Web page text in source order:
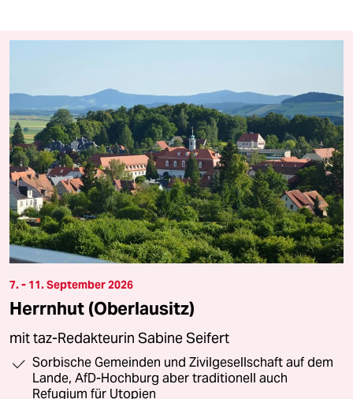
7. - 11. September 2026
Herrnhut (Oberlausitz)
mit taz-Redakteurin Sabine Seifert
Sorbische Gemeinden und Zivilgesellschaft auf dem
Lande, AfD-Hochburg aber traditionell auch
Refugium für Utopien